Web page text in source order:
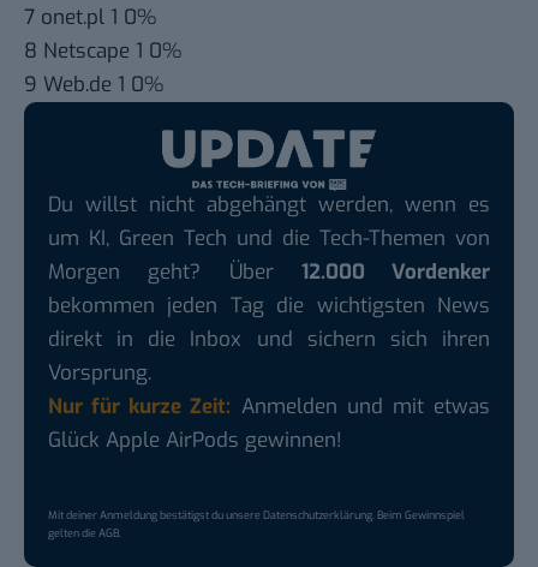
7 onet.pl 1 0%
8 Netscape 1 0%
9 Web.de 1 0%
Du willst nicht abgehängt werden, wenn es
um KI, Green Tech und die Tech-Themen von
Morgen geht? Über 12.000 Vordenker
bekommen jeden Tag die wichtigsten News
direkt in die Inbox und sichern sich ihren
Vorsprung.
Nur für kurze Zeit: Anmelden und mit etwas
Glück Apple AirPods gewinnen!
Mit deiner Anmeldung bestätigst du unsereDatenschutzerklärung. Beim Gewinnspiel
gelten dieAGB.